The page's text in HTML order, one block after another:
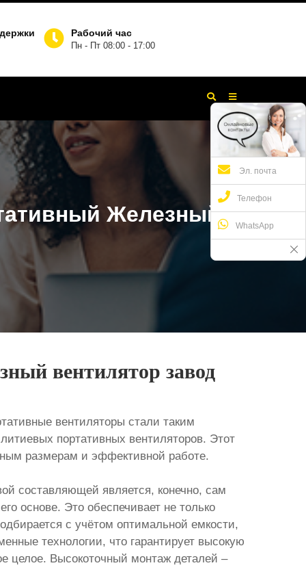
Рабочий час
Пн - Пт 08:00 - 17:00
Железный
вентилятор завод
вентиляторы стали таким
портативных вентиляторов. Этот
размерам и эффективной работе.
составляющей является, конечно, сам
основе. Это обеспечивает не только
с учётом оптимальной емкости,
технологии, что гарантирует высокую
целое. Высокоточный монтаж деталей –
Эл. почта
Телефон
WhatsApp